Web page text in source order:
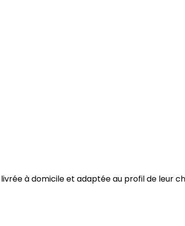
à domicile et adaptée au profil de leur